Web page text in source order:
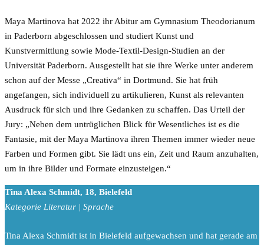
Maya Martinova hat 2022 ihr Abitur am Gymnasium Theodorianum
in Paderborn abgeschlossen und studiert Kunst und
Kunstvermittlung sowie Mode-Textil-Design-Studien an der
Universität Paderborn. Ausgestellt hat sie ihre Werke unter anderem
schon auf der Messe „Creativa“ in Dortmund. Sie hat früh
angefangen, sich individuell zu artikulieren, Kunst als relevanten
Ausdruck für sich und ihre Gedanken zu schaffen. Das Urteil der
Jury: „Neben dem untrüglichen Blick für Wesentliches ist es die
Fantasie, mit der Maya Martinova ihren Themen immer wieder neue
Farben und Formen gibt. Sie lädt uns ein, Zeit und Raum anzuhalten,
um in ihre Bilder und Formate einzusteigen.“
Tina Alexa Schmidt, 18, Bielefeld
Kategorie Literatur | Sprache
Tina Alexa Schmidt ist in Bielefeld aufgewachsen und hat gerade am